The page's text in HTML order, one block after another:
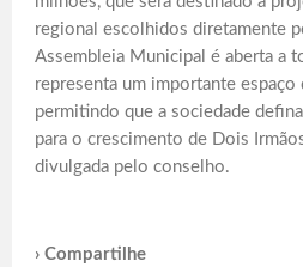
regional escolhidos diretamente
Assembleia Municipal é aberta a
representa um importante espaço
permitindo que a sociedade
para o crescimento de Dois
divulgada pelo conselho.
› Compartilhe